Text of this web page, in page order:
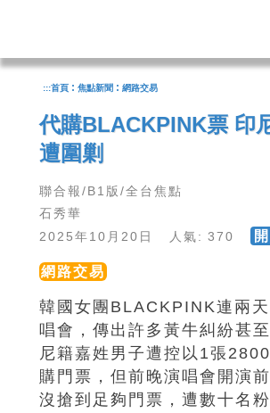
:::首頁 : 焦點新聞 : 網路交易
代購BLACKPINK票 印
遭圍剿
聯合報/B1版/全台焦點
石秀華
2025年10月20日 人氣: 370
網路交易
韓國女團BLACKPINK連兩
唱會，傳出許多黃牛糾紛甚
尼籍嘉姓男子遭控以1張
購門票，但前晚演唱會開演
沒搶到足夠門票，遭數十名